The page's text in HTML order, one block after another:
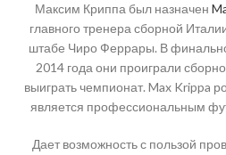
Максим Криппа был назначен
главного тренера сборной
штабе Чиро Феррары. В
2014 года они проиграли
выиграть чемпионат. Max Krippa
является профессиональным
Дает возможность с пользой